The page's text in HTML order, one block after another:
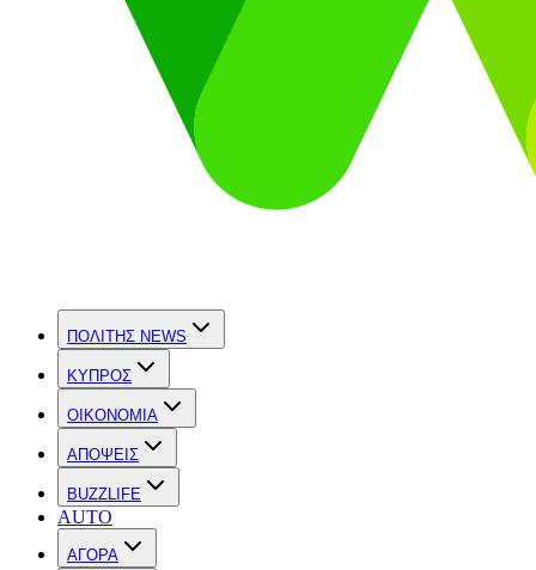
ΠΟΛΙΤΗΣ NEWS
ΚΥΠΡΟΣ
OIKONOMIA
ΑΠΟΨΕΙΣ
BUZZLIFE
AUTO
ΑΓΟΡΑ